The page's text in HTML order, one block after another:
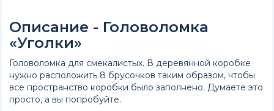
Описание - Головоломка
«Уголки»
Головоломка для смекалистых. В деревянной коробке
нужно расположить 8 брусочков таким образом, чтобы
все пространство коробки было заполнено. Думаете это
просто, а вы попробуйте.